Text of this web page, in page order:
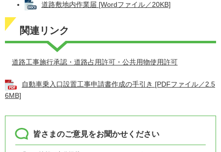
道路敷地内作業届 [Wordファイル／20KB]
関連リンク
道路工事施行承認・道路占用許可・公共用物使用許可
自動車乗入口設置工事申請書作成の手引き [PDFファイル／2.5
6MB]
皆さまのご意見をお聞かせください